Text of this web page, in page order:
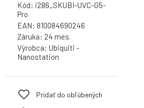
Kód: i286_SKUBI-UVC-G5-
Pro
EAN: 810084690246
Záruka: 24 mes.
Výrobca: Ubiquiti -
Nanostation
Pridať do obľúbených